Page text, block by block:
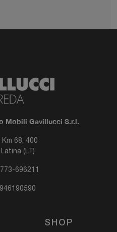
Mobili Gavillucci S.r.l.
68, 400
(LT)
696211
SHOP